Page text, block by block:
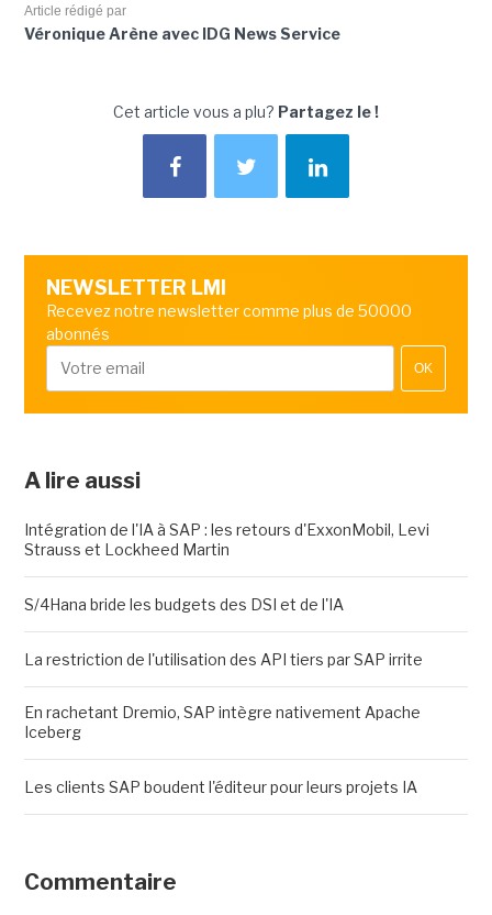
Article rédigé par
Véronique Arène avec IDG News Service
Cet article vous a plu? Partagez le !
NEWSLETTER LMI
Recevez notre newsletter comme plus de 50000
abonnés
OK
A lire aussi
Intégration de l'IA à SAP : les retours d'ExxonMobil, Levi
Strauss et Lockheed Martin
S/4Hana bride les budgets des DSI et de l'IA
La restriction de l'utilisation des API tiers par SAP irrite
En rachetant Dremio, SAP intègre nativement Apache
Iceberg
Les clients SAP boudent l'éditeur pour leurs projets IA
Commentaire